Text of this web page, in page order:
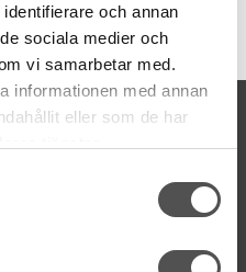
och annan
sociala medier och
vi samarbetar med.
informationen med annan
eller som de har